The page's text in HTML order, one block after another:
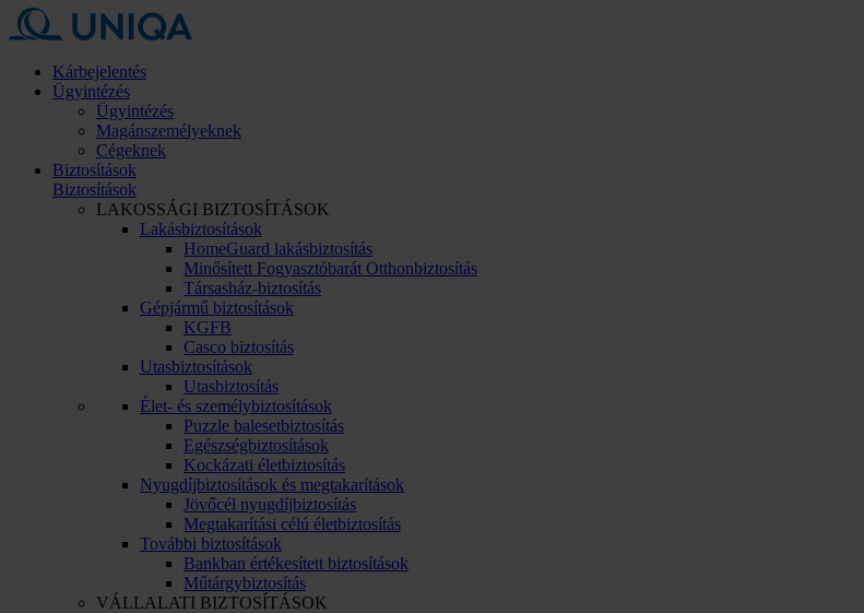
Kárbejelentés
Ügyintézés
Ügyintézés
Magánszemélyeknek
Cégeknek
Biztosítások
Biztosítások
LAKOSSÁGI BIZTOSÍTÁSOK
Lakásbiztosítások
HomeGuard lakásbiztosítás
Minősített Fogyasztóbarát Otthonbiztosítás
Társasház-biztosítás
Gépjármű biztosítások
KGFB
Casco biztosítás
Utasbiztosítások
Utasbiztosítás
Élet- és személybiztosítások
Puzzle balesetbiztosítás
Egészségbiztosítások
Kockázati életbiztosítás
Nyugdíjbiztosítások és megtakarítások
Jövőcél nyugdíjbiztosítás
Megtakarítási célú életbiztosítás
További biztosítások
Bankban értékesített biztosítások
Műtárgybiztosítás
VÁLLALATI BIZTOSÍTÁSOK